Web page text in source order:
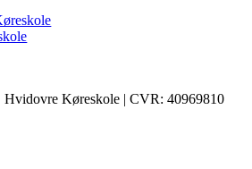
Køreskole | CVR: 40969810